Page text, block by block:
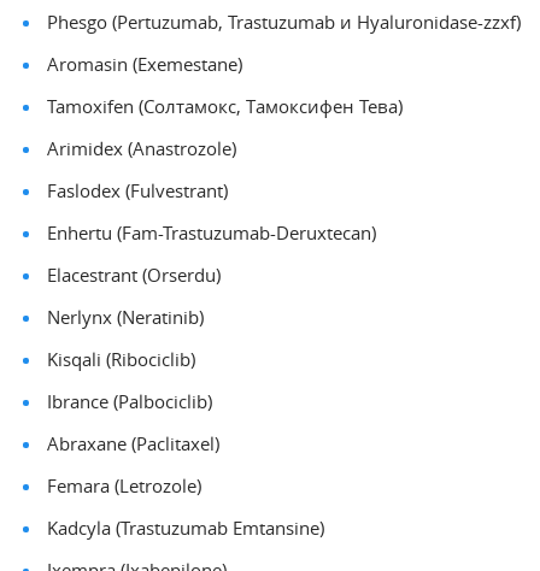
Phesgo (Pertuzumab, Trastuzumab и Hyaluronidase-zzxf)
Aromasin (Exemestane)
Tamoxifen (Солтамокс, Тамоксифен Тева)
Arimidex (Anastrozole)
Faslodex (Fulvestrant)
Enhertu (Fam-Trastuzumab-Deruxtecan)
Elacestrant (Orserdu)
Nerlynx (Neratinib)
Kisqali (Ribociclib)
Ibrance (Palbociclib)
Abraxane (Paclitaxel)
Femara (Letrozole)
Kadcyla (Trastuzumab Emtansine)